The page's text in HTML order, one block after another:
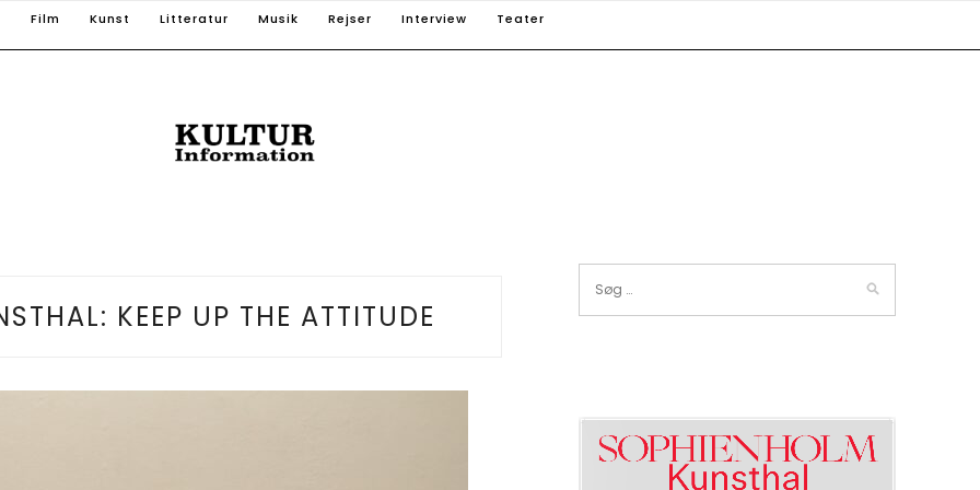
Film Kunst Litteratur Musik Rejser Interview Teater
KEEP UP THE ATTITUDE